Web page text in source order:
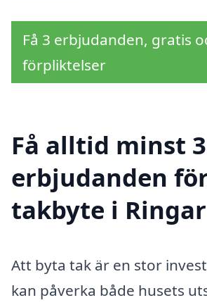
Få 3 erbjudanden, gratis
förpliktelser
Få alltid minst 3
erbjudanden
takbyte i
Att byta tak är en stor
kan påverka både husets